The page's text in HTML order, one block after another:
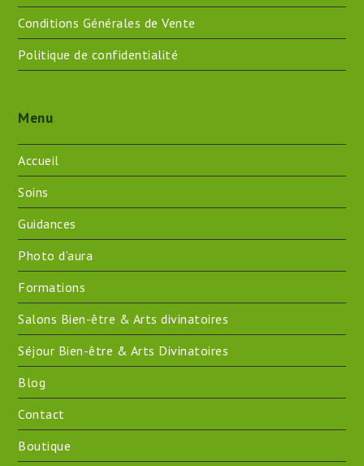
Conditions Générales de Vente
Politique de confidentialité
Menu
Accueil
Soins
Guidances
Photo d’aura
Formations
Salons Bien-être & Arts divinatoires
Séjour Bien-être & Arts Divinatoires
Blog
Contact
Boutique